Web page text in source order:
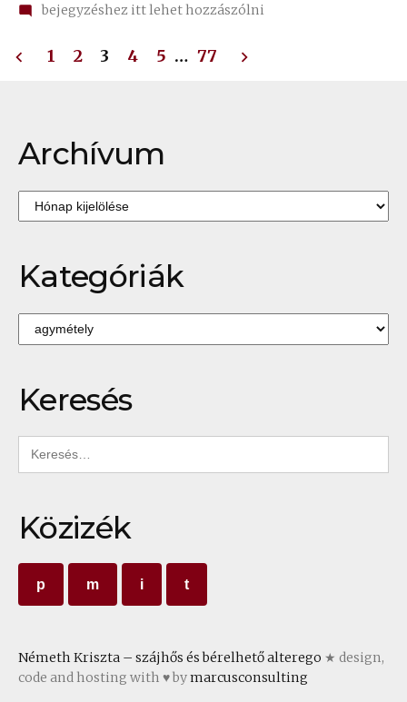
on
fordulat
bejegyzéshez itt lehet hozzászólni
Bejegyzések
1 2 3 4 5 … 77
Archívum
Archívum
Kategóriák
Kategóriák
Keresés
Keresés:
Közizék
p m i t
Németh Kriszta – szájhős és bérelhető alterego ★ design,
code and hosting with ♥ bymarcusconsulting